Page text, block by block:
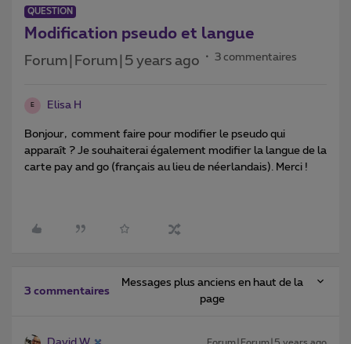
QUESTION
Modification pseudo et langue
Forum|Forum|5 years ago 3 commentaires
E Elisa H
Bonjour, comment faire pour modifier le pseudo qui
apparaît ? Je souhaiterai également modifier la langue de la
carte pay and go (français au lieu de néerlandais). Merci !
3 commentaires
Messages plus anciens en haut de la
page